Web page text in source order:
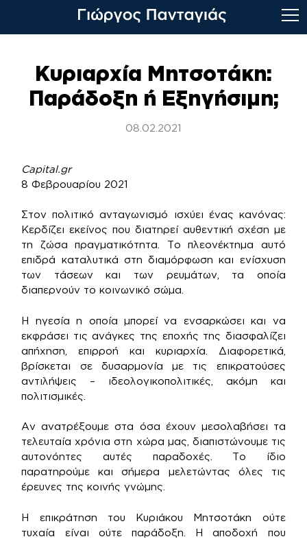
contentΚυριαρχία Μητσοτάκη:
Παράδοξη ή Εξηγήσιμη;
08.02.2021
Capital.gr
8 Φεβρουαρίου 2021
Στον πολιτικό ανταγωνισμό ισχύει ένας κανόνας:
Κερδίζει εκείνος που διατηρεί αυθεντική σχέση με
τη ζώσα πραγματικότητα. Το πλεονέκτημα αυτό
επιδρά καταλυτικά στη διαμόρφωση και ενίσχυση
των τάσεων και των ρευμάτων, τα οποία
διαπερνούν το κοινωνικό σώμα.
Η ηγεσία η οποία μπορεί να ενσαρκώσει και να
εκφράσει τις ανάγκες της εποχής της διασφαλίζει
απήχηση, επιρροή και κυριαρχία. Διαφορετικά,
βρίσκεται σε δυσαρμονία με τις επικρατούσες
αντιλήψεις – ιδεολογικοπολιτικές, ακόμη και
πολιτισμικές.
Αν ανατρέξουμε στα όσα έχουν μεσολαβήσει τα
τελευταία χρόνια στη χώρα μας, διαπιστώνουμε τις
αυτονόητες αυτές παραδοχές. Το ίδιο
παρατηρούμε και σήμερα μελετώντας όλες τις
έρευνες της κοινής γνώμης.
Η επικράτηση του Κυριάκου Μητσοτάκη ούτε
τυχαία είναι ούτε παράδοξη. Η αποδοχή που